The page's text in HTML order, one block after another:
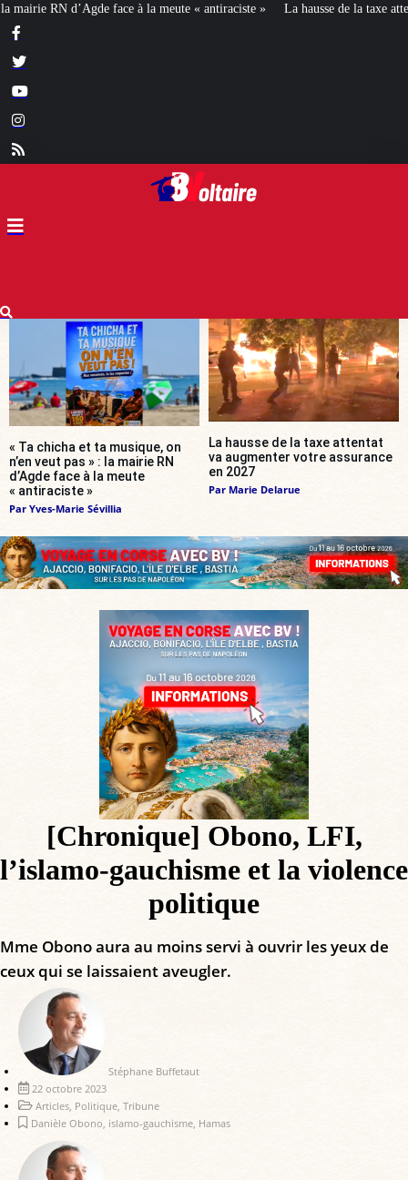
antiraciste » La hausse de la taxe attentat va augmenter votre assurance en
« Ta chicha et ta musique, on
n’en veut pas » : la mairie RN
d’Agde face à la meute
« antiraciste »
Par Yves-Marie Sévillia
La hausse de la taxe attentat
va augmenter votre assurance
en 2027
Par Marie Delarue
[Chronique] Obono, LFI,
l’islamo-gauchisme et la violence
politique
Mme Obono aura au moins servi à ouvrir les yeux de
ceux qui se laissaient aveugler.
Stéphane Buffetaut
22 octobre 2023
Articles, Politique, Tribune
Danièle Obono, islamo-gauchisme, Hamas